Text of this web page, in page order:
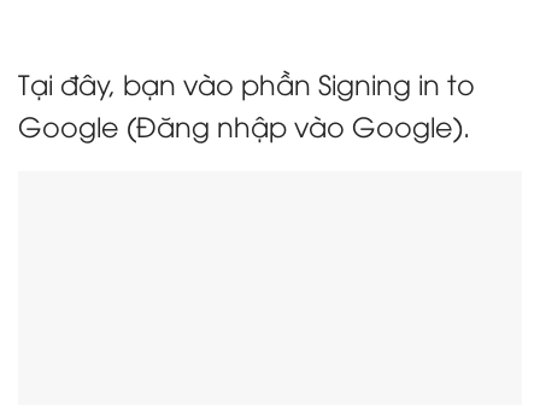
Tại đây, bạn vào phần Signing in to
Google (Đăng nhập vào Google).